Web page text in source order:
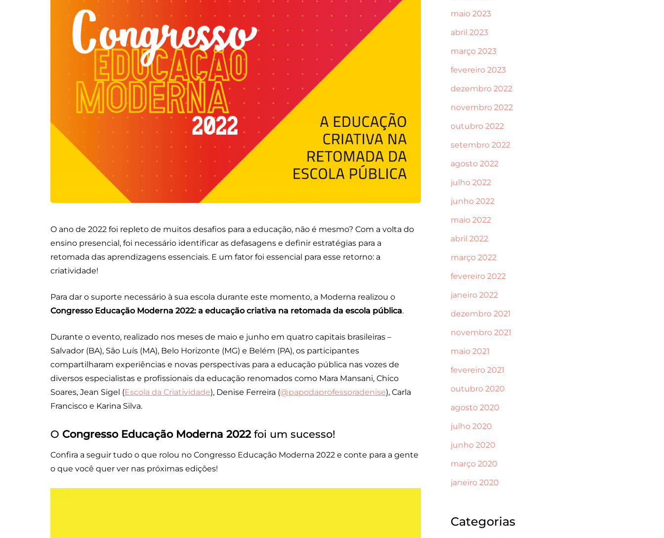
O ano de 2022 foi repleto de muitos desafios para a educação, não é mesmo? Com a volta do
ensino presencial, foi necessário identificar as defasagens e definir estratégias para a
retomada das aprendizagens essenciais. E um fator foi essencial para esse retorno: a
criatividade!
Para dar o suporte necessário à sua escola durante este momento, a Moderna realizou o
Congresso Educação Moderna 2022: a educação criativa na retomada da escola pública.
Durante o evento, realizado nos meses de maio e junho em quatro capitais brasileiras –
Salvador (BA), São Luís (MA), Belo Horizonte (MG) e Belém (PA), os participantes
compartilharam experiências e novas perspectivas para a educação pública nas vozes de
diversos especialistas e profissionais da educação renomados como Mara Mansani, Chico
Soares, Jean Sigel (Escola da Criatividade), Denise Ferreira (@papodaprofessoradenise), Carla
Francisco e Karina Silva.
O Congresso Educação Moderna 2022foi um sucesso!
Confira a seguir tudo o que rolou no Congresso Educação Moderna 2022 e conte para a gente
o que você quer ver nas próximas edições!
maio 2023
abril 2023
março 2023
fevereiro 2023
dezembro 2022
novembro 2022
outubro 2022
setembro 2022
agosto 2022
julho 2022
junho 2022
maio 2022
abril 2022
março 2022
fevereiro 2022
janeiro 2022
dezembro 2021
novembro 2021
maio 2021
fevereiro 2021
outubro 2020
agosto 2020
julho 2020
junho 2020
março 2020
janeiro 2020
Categorias